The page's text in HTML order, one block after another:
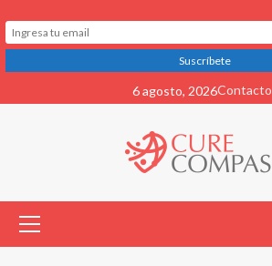
al
6 agosto, 2026Contacto
primario